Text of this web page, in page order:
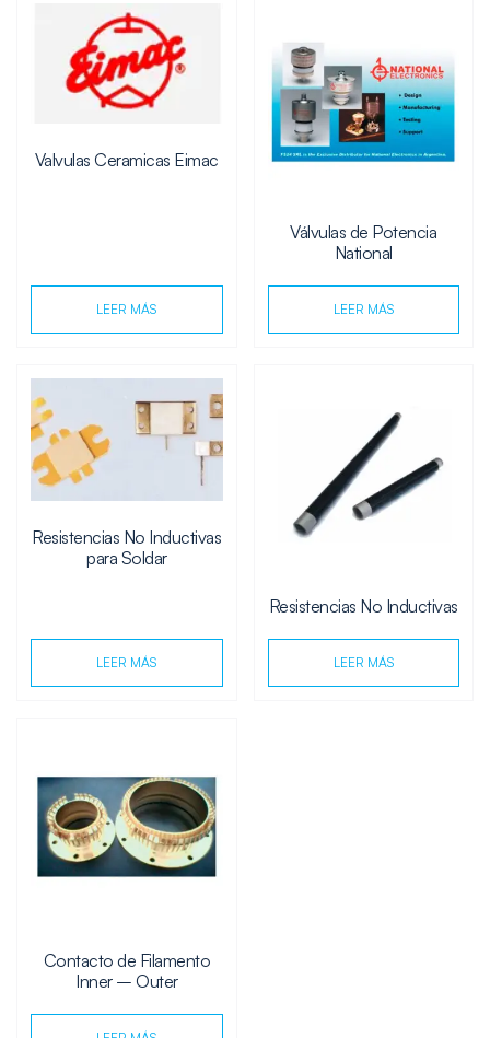
Valvulas Ceramicas Eimac
LEER MÁS
Válvulas de Potencia
National
LEER MÁS
Resistencias No Inductivas
para Soldar
LEER MÁS
Resistencias No Inductivas
LEER MÁS
Contacto de Filamento
Inner – Outer